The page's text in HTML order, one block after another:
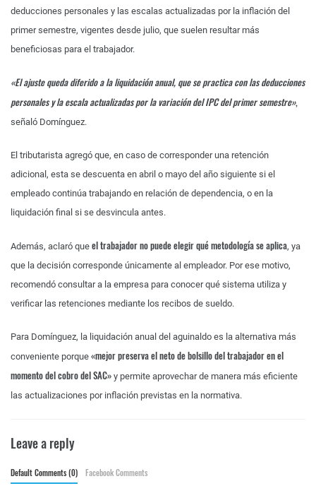
deducciones personales y las escalas actualizadas por la inflación del
primer semestre, vigentes desde julio, que suelen resultar más
beneficiosas para el trabajador.
«El ajuste queda diferido a la liquidación anual, que se practica con las deducciones
personales y la escala actualizadas por la variación del IPC del primer semestre»,
señaló Domínguez.
El tributarista agregó que, en caso de corresponder una retención
adicional, esta se descuenta en abril o mayo del año siguiente si el
empleado continúa trabajando en relación de dependencia, o en la
liquidación final si se desvincula antes.
Además, aclaró que el trabajador no puede elegir qué metodología se aplica, ya
que la decisión corresponde únicamente al empleador. Por ese motivo,
recomendó consultar a la empresa para conocer qué sistema utiliza y
verificar las retenciones mediante los recibos de sueldo.
Para Domínguez, la liquidación anual del aguinaldo es la alternativa más
conveniente porque «mejor preserva el neto de bolsillo del trabajador en el
momento del cobro del SAC» y permite aprovechar de manera más eficiente
las actualizaciones por inflación previstas en la normativa.
Leave a reply
Default Comments (0) Facebook Comments